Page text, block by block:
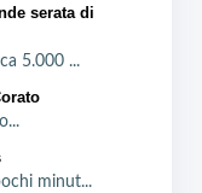
serata di
5.000 ...
minut...